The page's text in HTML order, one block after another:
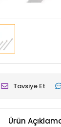
Tavsiye Et
Ürün